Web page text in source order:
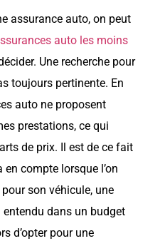
assurance auto, on peut
auto les moins
Une recherche pour
toujours pertinente. En
auto ne proposent
prestations, ce qui
de prix. Il est de ce fait
compte lorsque l’on
son véhicule, une
dans un budget
d’opter pour une